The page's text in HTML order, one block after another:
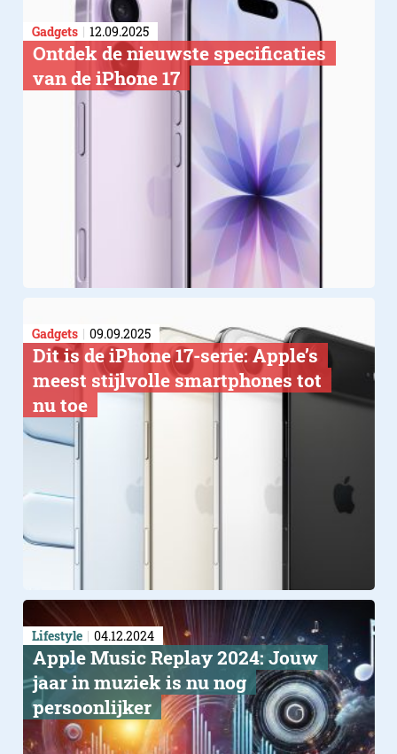
Gadgets 12.09.2025
Ontdek de nieuwste specificaties
van de iPhone 17
Gadgets 09.09.2025
Dit is de iPhone 17-serie: Apple’s
meest stijlvolle smartphones tot
nu toe
Lifestyle 04.12.2024
Apple Music Replay 2024: Jouw
jaar in muziek is nu nog
persoonlijker